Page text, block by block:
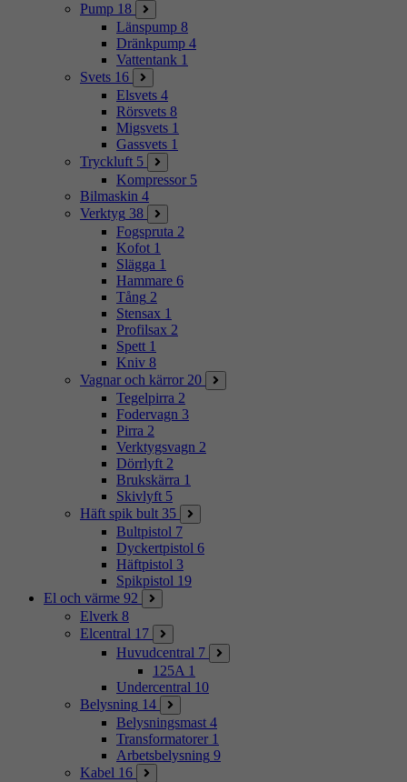
Pump 18
Länspump 8
Dränkpump 4
Vattentank 1
Svets 16
Elsvets 4
Rörsvets 8
Migsvets 1
Gassvets 1
Tryckluft 5
Kompressor 5
Bilmaskin 4
Verktyg 38
Fogspruta 2
Kofot 1
Slägga 1
Hammare 6
Tång 2
Stensax 1
Profilsax 2
Spett 1
Kniv 8
Vagnar och kärror 20
Tegelpirra 2
Fodervagn 3
Pirra 2
Verktygsvagn 2
Dörrlyft 2
Brukskärra 1
Skivlyft 5
Häft spik bult 35
Bultpistol 7
Dyckertpistol 6
Häftpistol 3
Spikpistol 19
El och värme 92
Elverk 8
Elcentral 17
Huvudcentral 7
125A 1
Undercentral 10
Belysning 14
Belysningsmast 4
Transformatorer 1
Arbetsbelysning 9
Kabel 16